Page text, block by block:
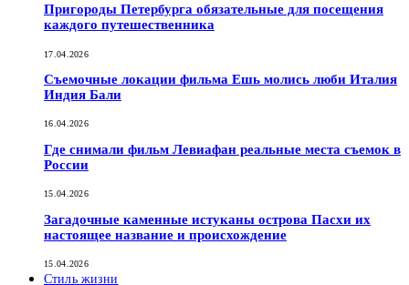
Пригороды Петербурга обязательные для посещения
каждого путешественника
17.04.2026
Съемочные локации фильма Ешь молись люби Италия
Индия Бали
16.04.2026
Где снимали фильм Левиафан реальные места съемок в
России
15.04.2026
Загадочные каменные истуканы острова Пасхи их
настоящее название и происхождение
15.04.2026
Стиль жизни